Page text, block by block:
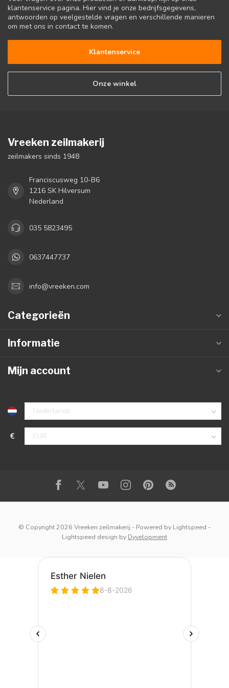
klantenservice pagina. Hier vind je onze bedrijfsgegevens,
antwoorden op veelgestelde vragen en verschillende manieren
om met ons in contact te komen.
Klantenservice
Onze winkel
Vreeken zeilmakerij
zeilmakers sinds 1948
Franciscusweg 10-B6
1216 SK Hilversum
Nederland
035 5823495
0637447737
info@vreeken.com
Categorieën
Informatie
Mijn account
€
© Copyright 2026 Vreeken zeilmakerij - Powered by Lightspeed -
Lightspeed design by Dyvelopment